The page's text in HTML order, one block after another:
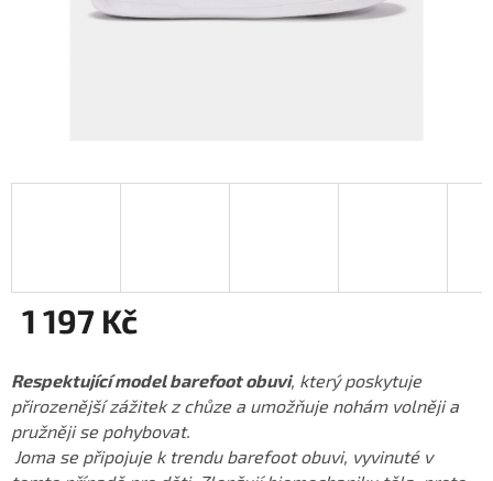
1 197 Kč
cena:
Respektující model barefoot obuvi, který poskytuje
přirozenější zážitek z chůze a umožňuje nohám volněji a
pružněji se pohybovat.
Joma se připojuje k trendu barefoot obuvi, vyvinuté v